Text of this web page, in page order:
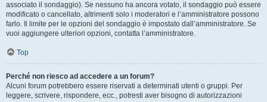
associato il sondaggio). Se nessuno ha ancora votato, il sondaggio può essere
modificato o cancellato, altrimenti solo i moderatori e l’amministratore possono
farlo. Il limite per le opzioni del sondaggio è impostato dall’amministratore. Se
vuoi aggiungere ulteriori opzioni, contatta l’amministratore.
Top
Perché non riesco ad accedere a un forum?
Alcuni forum potrebbero essere riservati a determinati utenti o gruppi. Per
leggere, scrivere, rispondere, ecc., potresti aver bisogno di autorizzazioni